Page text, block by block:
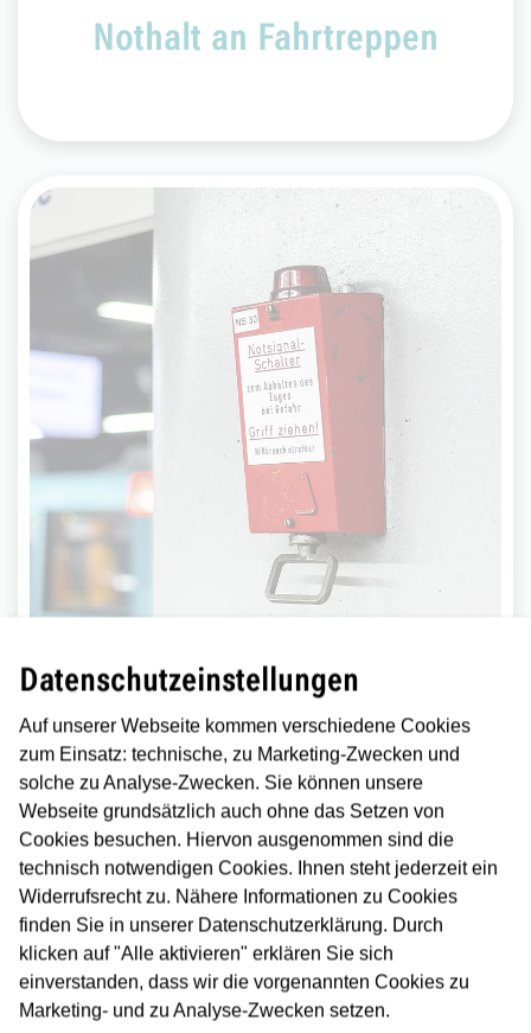
Nothalt an Fahrtreppen
Notsignalschalter
Notsignalschalter
Auf den unterirdischen Bahnsteigen befinden sich
am Bahnsteig Notsignalschalter. Wird dieser
Schalter gezogen, dann werden die Ausfahrten
aller Züge gesperrt - auch auf dem Gegengleis!
Nothaltgriff umgehend gezogen werden. Über die
nächste Notruf- und Informationssäule (NIS) ist
unverzüglich der Grund der Nothaltauslösung zu
melden.
Datenschutzeinstellungen
Auf unserer Webseite kommen verschiedene Cookies
zum Einsatz: technische, zu Marketing-Zwecken und
solche zu Analyse-Zwecken. Sie können unsere
Webseite grundsätzlich auch ohne das Setzen von
Cookies besuchen. Hiervon ausgenommen sind die
technisch notwendigen Cookies. Ihnen steht jederzeit ein
Widerrufsrecht zu. Nähere Informationen zu Cookies
finden Sie in unserer Datenschutzerklärung. Durch
klicken auf "Alle aktivieren" erklären Sie sich
einverstanden, dass wir die vorgenannten Cookies zu
Marketing- und zu Analyse-Zwecken setzen.